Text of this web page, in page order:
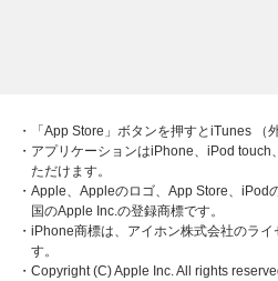
・「App Store」ボタンを押すとiTunes （
・アプリケーションはiPhone、iPod
ただけます。
・Apple、Appleのロゴ、App Store、iPod
国のApple Inc.の登録商標です。
・iPhone商標は、アイホン株式会社のラ
す。
・Copyright (C) Apple Inc. All rights